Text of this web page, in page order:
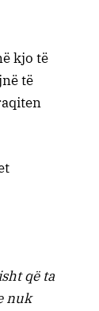
kjo të
të
që ta
nuk